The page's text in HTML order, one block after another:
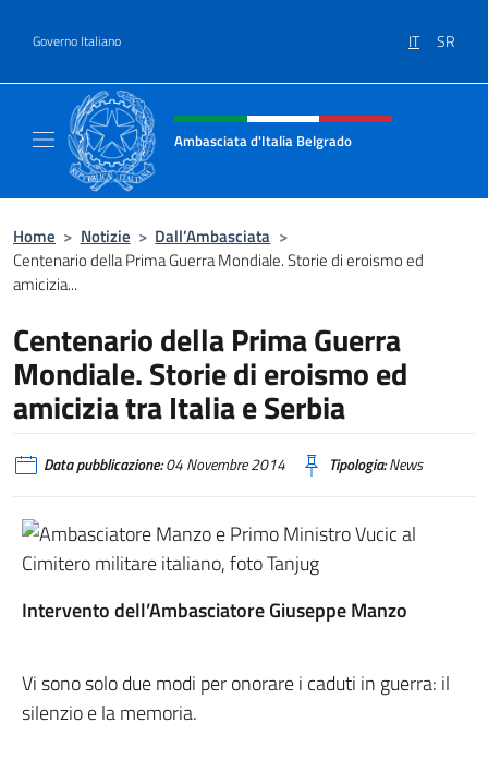
Governo Italiano IT SR
Intestazione sito, social e menù
Ambasciata d'Italia Belgrado
Home > Notizie > Dall’Ambasciata >
Centenario della Prima Guerra Mondiale. Storie di eroismo ed
amicizia...
Centenario della Prima Guerra
Mondiale. Storie di eroismo ed
amicizia tra Italia e Serbia
Data pubblicazione:04 Novembre 2014 Tipologia:News
Intervento dell’Ambasciatore Giuseppe Manzo
Vi sono solo due modi per onorare i caduti in guerra: il
silenzio e la memoria.